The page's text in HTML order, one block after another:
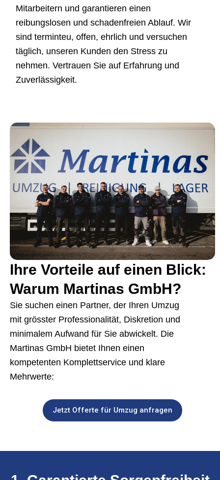
Mitarbeitern und garantieren einen
reibungslosen und schadenfreien Ablauf. Wir
sind terminteu, offen, ehrlich und versuchen
täglich, unseren Kunden den Stress zu
nehmen. Vertrauen Sie auf Erfahrung und
Zuverlässigkeit.
Ihre Vorteile auf einen Blick:
Warum Martinas GmbH?
Sie suchen einen Partner, der Ihren Umzug
mit grösster Professionalität, Diskretion und
minimalem Aufwand für Sie abwickelt. Die
Martinas GmbH bietet Ihnen einen
kompetenten Komplettservice und klare
Mehrwerte:
Jetzt Offerte für Umzug anfragen